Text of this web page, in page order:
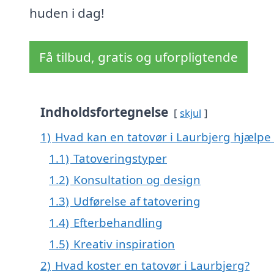
huden i dag!
Få tilbud, gratis og uforpligtende
Indholdsfortegnelse skjul
1) Hvad kan en tatovør i Laurbjerg hjælpe
1.1) Tatoveringstyper
1.2) Konsultation og design
1.3) Udførelse af tatovering
1.4) Efterbehandling
1.5) Kreativ inspiration
2) Hvad koster en tatovør i Laurbjerg?